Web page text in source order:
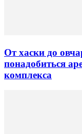
От хаски до
понадобиться
комплекса